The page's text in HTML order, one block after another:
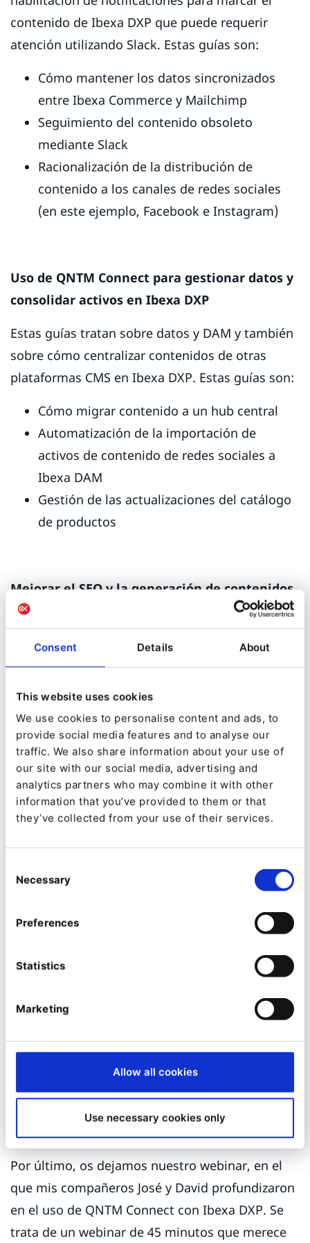
Consent Details About
This website uses cookies
We use cookies to personalise content and ads, to
provide social media features and to analyse our
traffic. We also share information about your use of
our site with our social media, advertising and
analytics partners who may combine it with other
information that you’ve provided to them or that
they’ve collected from your use of their services.
Selection
Necessary
Preferences
Statistics
Marketing
Allow all cookies
Use necessary cookies only
contenido de Ibexa DXP que puede requerir
atención utilizando Slack. Estas guías son:
Cómo mantener los datos sincronizados
entre Ibexa Commerce y Mailchimp
Seguimiento del contenido obsoleto
mediante Slack
Racionalización de la distribución de
contenido a los canales de redes sociales
(en este ejemplo, Facebook e Instagram)
Uso de QNTM Connect para gestionar datos y
consolidar activos en Ibexa DXP
Estas guías tratan sobre datos y DAM y también
sobre cómo centralizar contenidos de otras
plataformas CMS en Ibexa DXP. Estas guías son:
Cómo migrar contenido a un hub central
Automatización de la importación de
activos de contenido de redes sociales a
Ibexa DAM
Gestión de las actualizaciones del catálogo
de productos
Mejorar el SEO y la generación de contenidos
con QNTM Connect
Esta serie final de guías tiene algunos puntos en
común con los temas tratados en las guías
anteriores, con otro vistazo a la utilización
conjunta de las herramientas de IA abierta
Whisper y ChatGPT para reutilizar contenidos en
otros canales. También hemos visto cómo
automatizar las alertas de análisis de sitios web,
para que sean visibles en los dashboards de
Ibexa DXP y también la creación de alertas de
Slack para aumentar la visibilidad de los equipos
internos sobre los incrementos repentinos en el
tráfico web o cambios de tendencia en un sitio
impulsado por Ibexa DXP. Estas guías son:
utilizando podcasts como blogs
problemas con QNTM Connect y
Automatización de alertas sobre picos de
tráfico en Slack y en los dashboards de
Ibexa DXP
Por último, os dejamos nuestro webinar, en el
que mis compañeros José y David profundizaron
en el uso de QNTM Connect con Ibexa DXP. Se
trata de un webinar de 45 minutos que merece